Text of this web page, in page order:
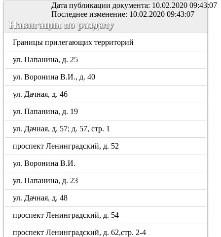
Дата публикации документа: 10.02.2020 09:43:07
Последнее изменение: 10.02.2020 09:43:07
Навигация по разделу
Границы прилегающих территорий
ул. Папанина, д. 25
ул. Воронина В.И., д. 40
ул. Дачная, д. 46
ул. Папанина, д. 19
ул. Дачная, д. 57; д. 57, стр. 1
проспект Ленинградский, д. 52
ул. Воронина В.И.
ул. Папанина, д. 23
ул. Дачная, д. 48
проспект Ленинградский, д. 54
проспект Ленинградский, д. 62,стр. 2-4